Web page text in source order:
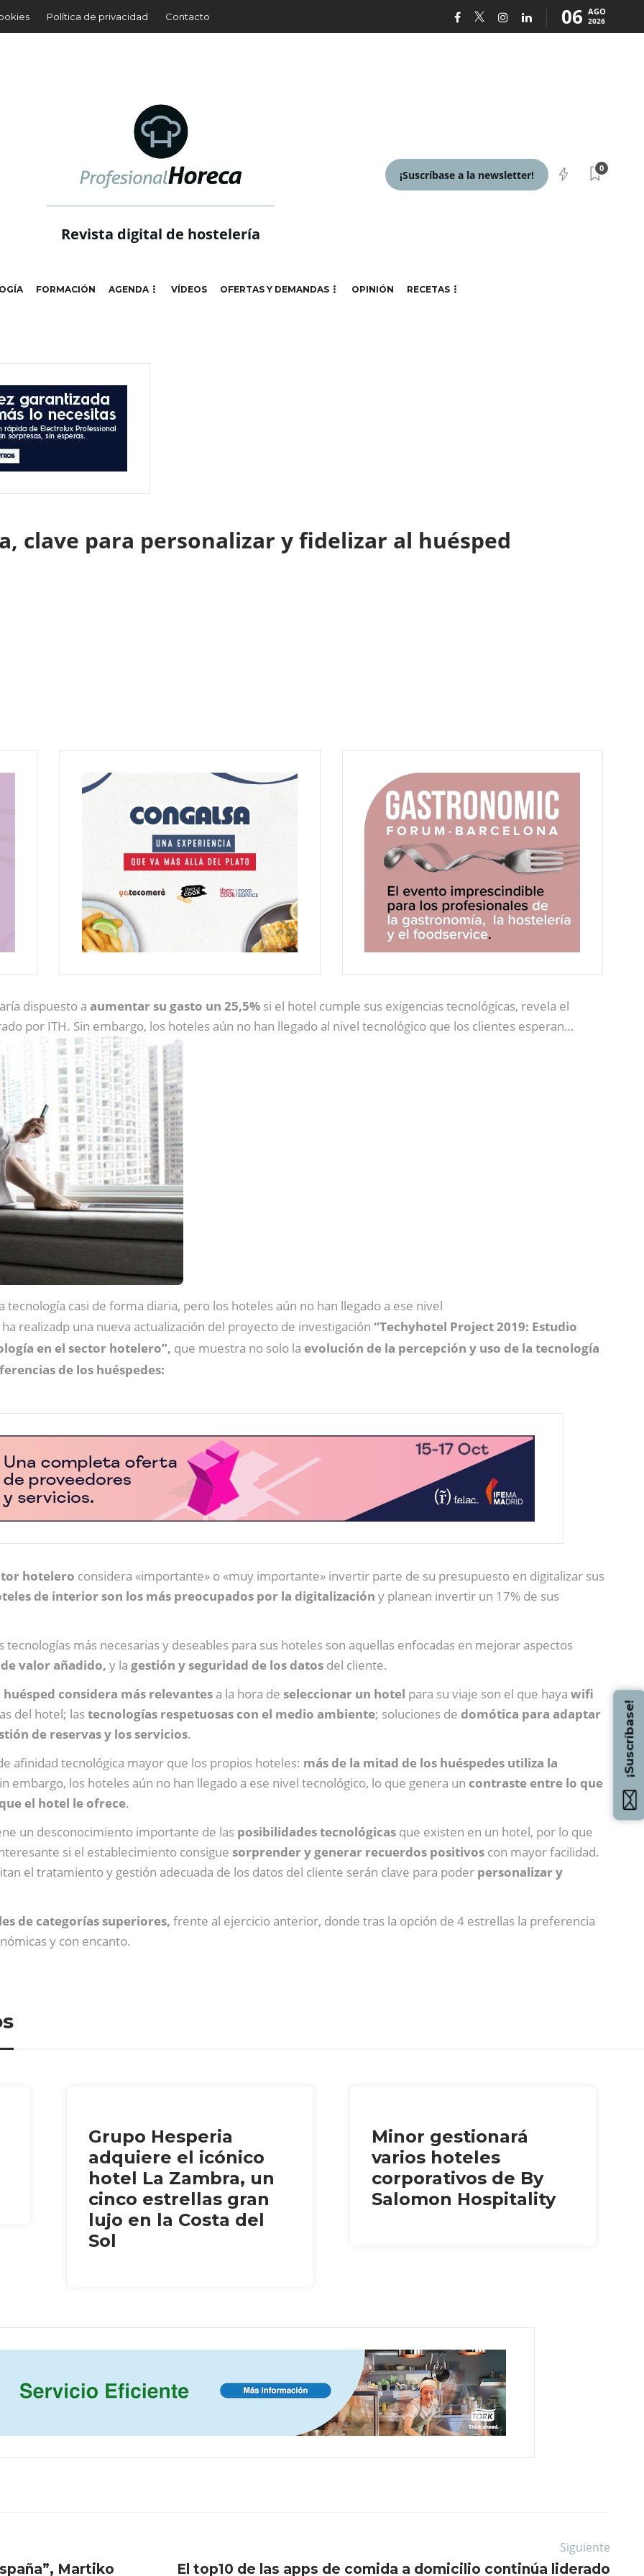
Política de privacidad Contacto 06 AGO
2026
Revista digital de hostelería
¡Suscríbase a la newsletter!
0
FORMACIÓN AGENDA VÍDEOS OFERTAS Y DEMANDAS OPINIÓN RECETAS
clave para personalizar y fidelizar al huésped
dispuesto a aumentar su gasto un 25,5% si el hotel cumple sus exigencias tecnológicas, revela el
por ITH. Sin embargo, los hoteles aún no han llegado al nivel tecnológico que los clientes esperan…
tecnología casi de forma diaria, pero los hoteles aún no han llegado a ese nivel
ha realizadp una nueva actualización del proyecto de investigación “Techyhotel Project 2019: Estudio
en el sector hotelero”, que muestra no solo la evolución de la percepción y uso de la tecnología
de los huéspedes:
hotelero considera «importante» o «muy importante» invertir parte de su presupuesto en digitalizar sus
de interior son los más preocupados por la digitalización y planean invertir un 17% de sus
tecnologías más necesarias y deseables para sus hoteles son aquellas enfocadas en mejorar aspectos
valor añadido, y la gestión y seguridad de los datos del cliente.
considera más relevantes a la hora de seleccionar un hotel para su viaje son el que haya wifi
del hotel; lastecnologías respetuosas con el medio ambiente; soluciones de domótica para adaptar
de reservas y los servicios.
afinidad tecnológica mayor que los propios hoteles: más de la mitad de los huéspedes utiliza la
embargo, los hoteles aún no han llegado a ese nivel tecnológico, lo que genera un contraste entre lo que
el hotel le ofrece.
un desconocimiento importante de las posibilidades tecnológicas que existen en un hotel, por lo que
si el establecimiento consigue sorprender y generar recuerdos positivos con mayor facilidad.
el tratamiento y gestión adecuada de los datos del cliente serán clave para poder personalizar y
de categorías superiores, frente al ejercicio anterior, donde tras la opción de 4 estrellas la preferencia
y con encanto.
Grupo Hesperia
adquiere el icónico
hotel La Zambra, un
cinco estrellas gran
lujo en la Costa del
Sol
Minor gestionará
varios hoteles
corporativos de By
Salomon Hospitality
Martiko
Siguiente
El top10 de las apps de comida a domicilio continúa liderado
¡Suscríbase!